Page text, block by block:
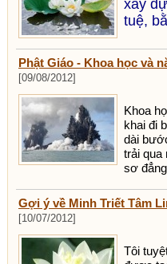
xây
tuệ,
Phật Giáo - Khoa học và
[09/08/2012]
Khoa
khai đi
dài
trải qua
sơ đẳng
Gợi ý về Minh Triết Tâm
[10/07/2012]
Tôi